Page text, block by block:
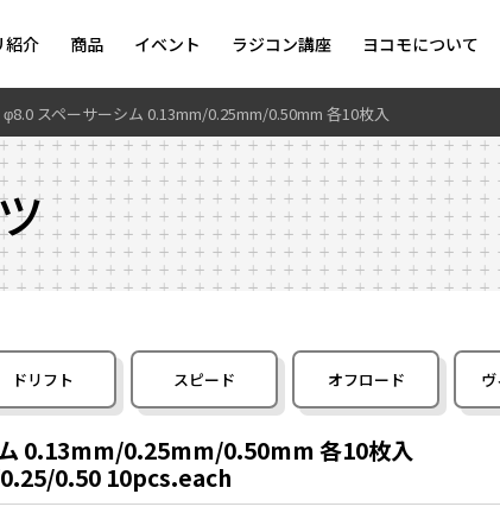
紹介 商品 イベント ラジコン講座 ヨコモについて
φ8.0 スペーサーシム 0.13mm/0.25mm/0.50mm 各10枚入
ドリフト スピード オフロード
0.13mm/0.25mm/0.50mm 各10枚入
0.50 10pcs.each